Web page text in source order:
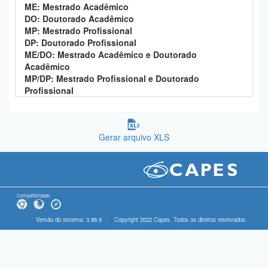
ME: Mestrado Acadêmico
DO: Doutorado Acadêmico
MP: Mestrado Profissional
DP: Doutorado Profissional
ME/DO: Mestrado Acadêmico e Doutorado
Acadêmico
MP/DP: Mestrado Profissional e Doutorado
Profissional
Gerar arquivo XLS
Compatibilidade
Versão do sistema: 3.88.9 Copyright 2022 Capes. Todos os direitos reservados.